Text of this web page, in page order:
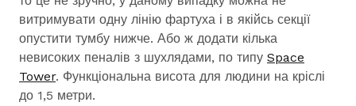
витримувати одну лінію фартуха і в якійсь секції
опустити тумбу нижче. Або ж додати кілька
невисоких пеналів з шухлядами, по типу Space
Tower. Функціональна висота для людини на кріслі
до 1,5 метри.